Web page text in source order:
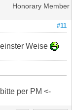
Honorary Member
#11
Weise
per PM <-